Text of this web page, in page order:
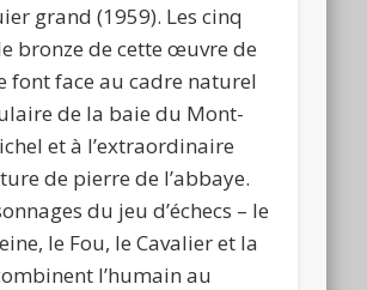
grand (1959). Les cinq
bronze de cette œuvre de
font face au cadre naturel
de la baie du Mont-
et à l’extraordinaire
de pierre de l’abbaye.
du jeu d’échecs – le
le Fou, le Cavalier et la
l’humain au